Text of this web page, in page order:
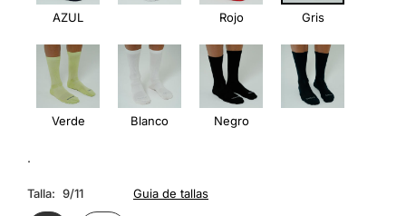
AZUL Rojo Gris
Verde Blanco Negro
.
Talla: 9/11 Guia de tallas